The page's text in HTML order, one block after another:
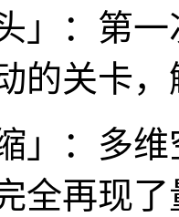
」：第
的关卡
」：多
全再现